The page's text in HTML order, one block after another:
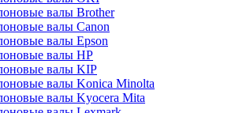
валы Brother
валы Canon
валы Epson
валы HP
валы KIP
валы Konica Minolta
валы Kyocera Mita